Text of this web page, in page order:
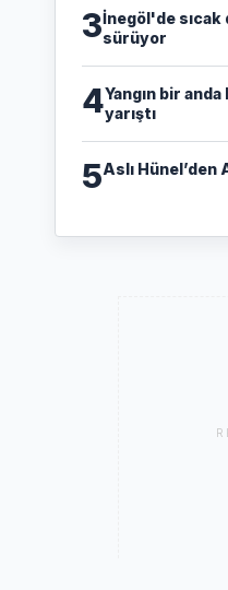
3İnegöl'de sıcak
sürüyor
4Yangın bir
yarıştı
5Aslı Hünel’den